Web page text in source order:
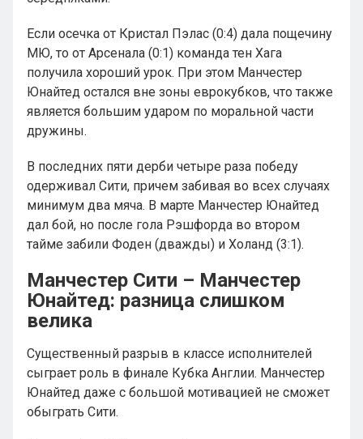
Если осечка от Кристал Пэлас (0:4) дала пощечину
МЮ, то от Арсенала (0:1) команда тен Хага
получила хороший урок. При этом Манчестер
Юнайтед остался вне зоны еврокубков, что также
является большим ударом по моральной части
дружины.
В последних пяти дерби четыре раза победу
одерживал Сити, причем забивая во всех случаях
минимум два мяча. В марте Манчестер Юнайтед
дал бой, но после гола Рэшфорда во втором
тайме забили Фоден (дважды) и Холанд (3:1).
Манчестер Сити – Манчестер
Юнайтед: разница слишком
велика
Существенный разрыв в классе исполнителей
сыграет роль в финале Кубка Англии. Манчестер
Юнайтед даже с большой мотивацией не сможет
обыграть Сити.